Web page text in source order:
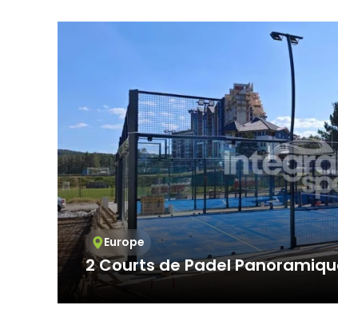
Europe
2 Courts de Padel
En tant qu'Integral Spor, nous avons fait
E – Posta:
Web